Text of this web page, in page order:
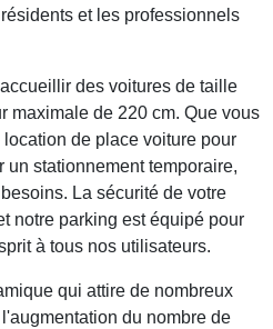
et les professionnels
des voitures de taille
maximale de 220 cm. Que vous
location de place voiture pour
stationnement temporaire,
La sécurité de votre
notre parking est équipé pour
à tous nos utilisateurs.
qui attire de nombreux
du nombre de